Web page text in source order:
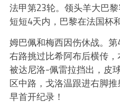
法甲第23轮。领头羊大巴
短短4天内，巴黎在法国杯
姆巴佩和梅西因伤休战。
右路挑过比希阿布后横传
被达尼洛-佩雷拉挡出，皮
区中路，戈洛温跟进右脚
早首开纪录！